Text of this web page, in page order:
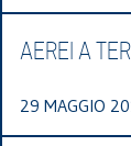
AEREI A
29 MAGGIO